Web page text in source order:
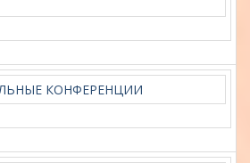
КОНФЕРЕНЦИИ